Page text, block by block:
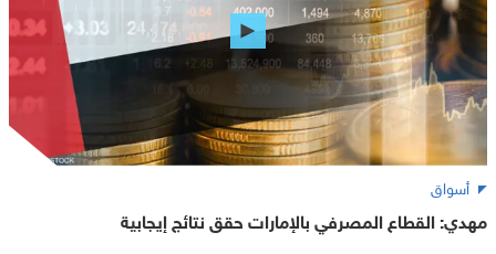
أسواق
مهدي: القطاع المصرفي بالإمارات حقق نتائج إيجابية